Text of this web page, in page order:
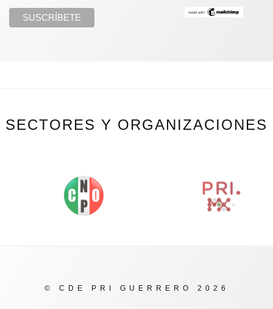
SECTORES Y ORGANIZACIONES
© CDE PRI GUERRERO 2026